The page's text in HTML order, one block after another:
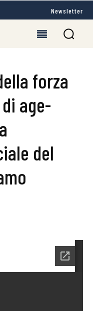
Newsletter
forza
age-
del